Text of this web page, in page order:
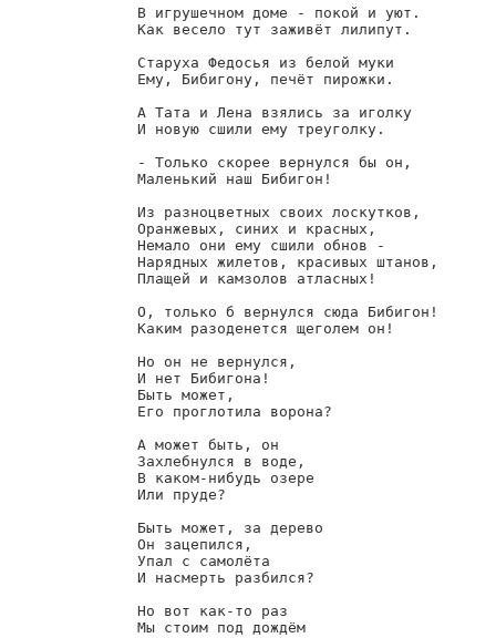
        В игрушечном доме - покой и уют.
        Как весело тут заживёт лилипут.
        Старуха Федосья из белой муки
        Ему, Бибигону, печёт пирожки.
        А Тата и Лена взялись за иголку
        И новую сшили ему треуголку.
        - Только скорее вернулся бы он,
        Маленький наш Бибигон!
        Из разноцветных своих лоскутков,
        Оранжевых, синих и красных,
        Немало они ему сшили обнов -
        Нарядных жилетов, красивых штанов,
        Плащей и камзолов атласных!
        О, только б вернулся сюда Бибигон!
        Каким разоденется щеголем он!
        Но он не вернулся,
        И нет Бибигона!
        Быть может,
        Его проглотила ворона?
        А может быть, он
        Захлебнулся в воде,
        В каком-нибудь озере
        Или пруде?
        Быть может, за дерево
        Он зацепился,
        Упал с самолёта
        И насмерть разбился?
        Но вот как-то раз
        Мы стоим под дождём